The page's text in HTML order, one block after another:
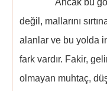
Ancak bu
değil, mallarını
alanlar ve bu yolda
fark vardır. Fakir,
olmayan muhtaç,